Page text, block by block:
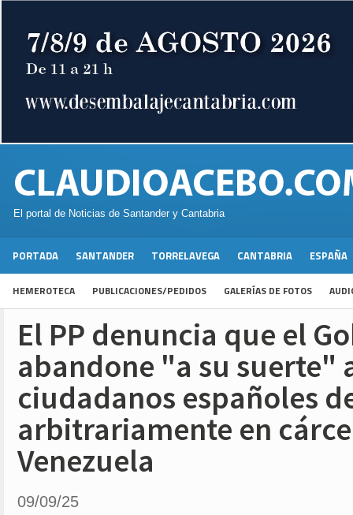
El portal de Noticias de Santander y Cantabria
PORTADA SANTANDER TORRELAVEGA CANTABRIA ESPAÑA
HEMEROTECA PUBLICACIONES/PEDIDOS GALERÍAS DE FOTOS
El PP denuncia que el
abandone "a su suerte"
ciudadanos españoles
arbitrariamente en
Venezuela
09/09/25